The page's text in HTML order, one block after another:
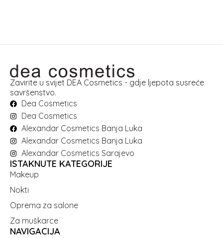
Zavirite u svijet DEA Cosmetics - gdje ljepota susreće
savršenstvo.
Dea Cosmetics
Dea Cosmetics
Alexandar Cosmetics Banja Luka
Alexandar Cosmetics Banja Luka
Alexandar Cosmetics Sarajevo
ISTAKNUTE KATEGORIJE
Makeup
Nokti
Oprema za salone
Za muškarce
NAVIGACIJA